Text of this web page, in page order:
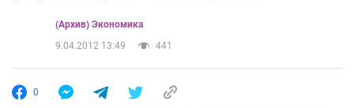
(Архив) Экономика
9.04.2012 13:49
441
0